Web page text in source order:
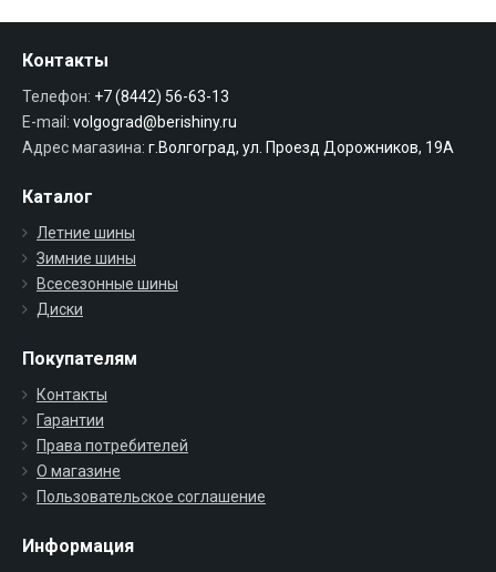
Контакты
Телефон: +7 (8442) 56-63-13
E-mail: volgograd@berishiny.ru
Адрес магазина: г.Волгоград, ул. Проезд Дорожников, 19А
Каталог
Летние шины
Зимние шины
Всесезонные шины
Диски
Покупателям
Контакты
Гарантии
Права потребителей
О магазине
Пользовательское соглашение
Информация